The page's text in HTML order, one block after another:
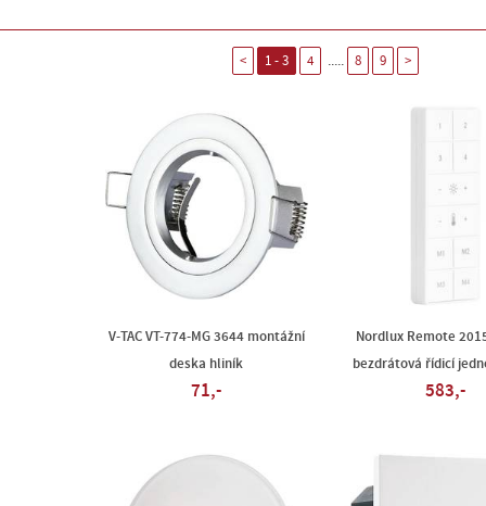
< 1 - 3 4 ..... 8 9 >
V-TAC VT-774-MG 3644 montážní
deska hliník
71,-
Nordlux Remote
bezdrátová řídicí
583,-